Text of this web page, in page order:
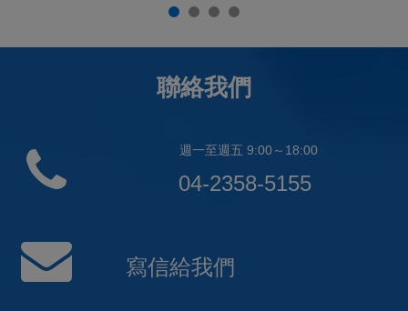
聯絡我們
週一至週五 9:00～18:00
04-2358-5155
寫信給我們